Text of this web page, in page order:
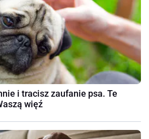
i tracisz zaufanie psa. Te
więź